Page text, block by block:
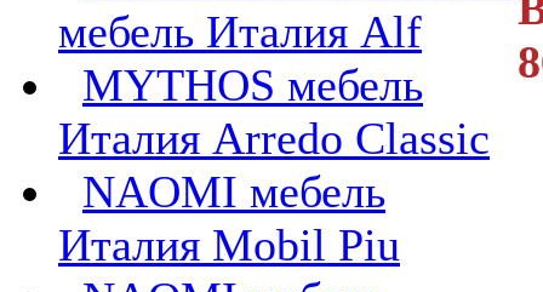
мебель Италия Alf
MYTHOS мебель
Италия Arredo Classic
NAOMI мебель
Италия Mobil Piu